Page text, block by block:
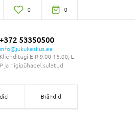
0 0
+372 53350500
info@jukukeskus.ee
Klienditugi E-R 9:00-16:00; L-
P ja riigipühadel suletud
Brändid